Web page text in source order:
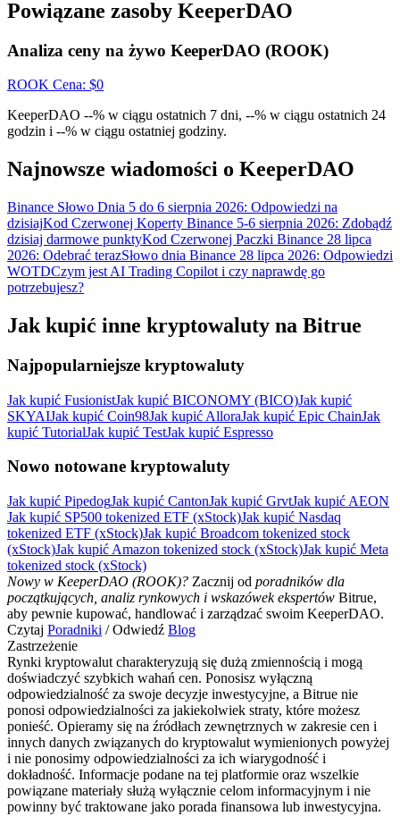
Wygraj nagrody i ekskluzywne bonusy
Zaloguj sieZapisać się
nagród
Pobierz
aplikację Bitrue
Polski
Powiązane zasoby KeeperDAO
Analiza ceny na żywo KeeperDAO (ROOK)
ROOK Cena: $0
KeeperDAO --% w ciągu ostatnich 7 dni, --% w ciągu ostatnich 24
godzin i --% w ciągu ostatniej godziny.
Najnowsze wiadomości o KeeperDAO
Binance Słowo Dnia 5 do 6 sierpnia 2026: Odpowiedzi na
dzisiajKod Czerwonej Koperty Binance 5-6 sierpnia 2026: Zdobądź
dzisiaj darmowe punktyKod Czerwonej Paczki Binance 28 lipca
2026: Odebrać terazSłowo dnia Binance 28 lipca 2026: Odpowiedzi
WOTDCzym jest AI Trading Copilot i czy naprawdę go
potrzebujesz?
Jak kupić inne kryptowaluty na Bitrue
Najpopularniejsze kryptowaluty
Jak kupić FusionistJak kupić BICONOMY (BICO)Jak kupić
SKYAIJak kupić Coin98Jak kupić AlloraJak kupić Epic ChainJak
kupić TutorialJak kupić TestJak kupić Espresso
Nowo notowane kryptowaluty
Jak kupić PipedogJak kupić CantonJak kupić GrvtJak kupić AEON
Jak kupić SP500 tokenized ETF (xStock)Jak kupić Nasdaq
tokenized ETF (xStock)Jak kupić Broadcom tokenized stock
(xStock)Jak kupić Amazon tokenized stock (xStock)Jak kupić Meta
tokenized stock (xStock)
Nowy w KeeperDAO (ROOK)? Zacznij od poradników dla
początkujących, analiz rynkowych i wskazówek ekspertów Bitrue,
aby pewnie kupować, handlować i zarządzać swoim KeeperDAO.
Czytaj Poradniki / Odwiedź Blog
Zastrzeżenie
Rynki kryptowalut charakteryzują się dużą zmiennością i mogą
doświadczyć szybkich wahań cen. Ponosisz wyłączną
odpowiedzialność za swoje decyzje inwestycyjne, a Bitrue nie
ponosi odpowiedzialności za jakiekolwiek straty, które możesz
ponieść. Opieramy się na źródłach zewnętrznych w zakresie cen i
innych danych związanych do kryptowalut wymienionych powyżej
i nie ponosimy odpowiedzialności za ich wiarygodność i
dokładność. Informacje podane na tej platformie oraz wszelkie
powiązane materiały służą wyłącznie celom informacyjnym i nie
powinny być traktowane jako porada finansowa lub inwestycyjna.